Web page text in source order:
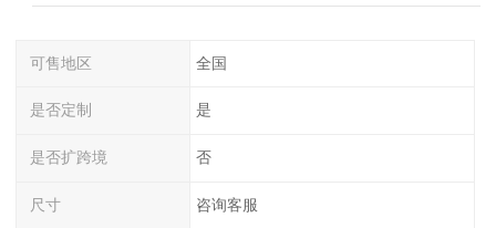
可售地区 全国
是否定制 是
是否扩跨境 否
尺寸 咨询客服